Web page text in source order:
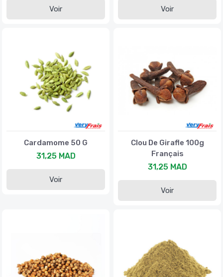
Voir Voir
Cardamome 50 G
31,25 MAD
Voir
Clou De Girafle 100g
Français
31,25 MAD
Voir